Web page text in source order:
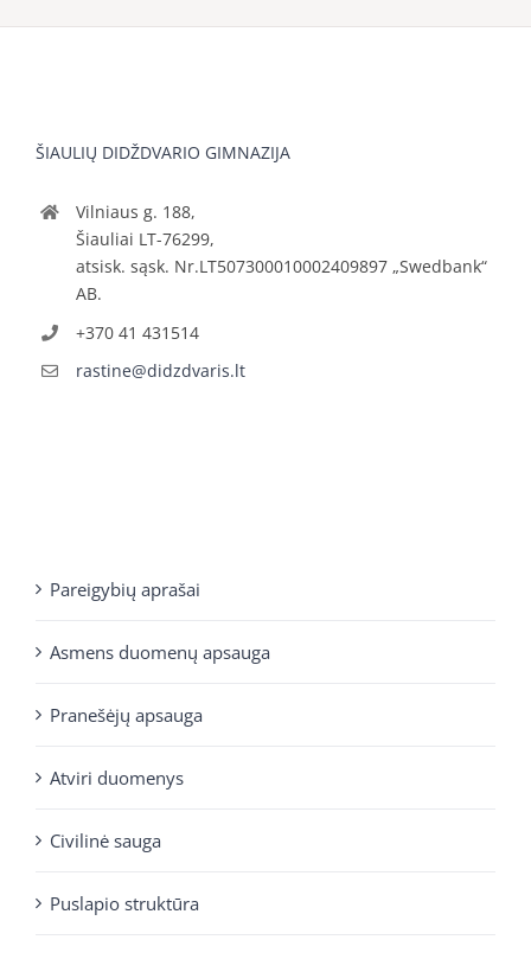
ŠIAULIŲ DIDŽDVARIO GIMNAZIJA
Vilniaus g. 188,
Šiauliai LT-76299,
atsisk. sąsk. Nr.LT507300010002409897 „Swedbank“
AB.
+370 41 431514
rastine@didzdvaris.lt
Pareigybių aprašai
Asmens duomenų apsauga
Pranešėjų apsauga
Atviri duomenys
Civilinė sauga
Puslapio struktūra